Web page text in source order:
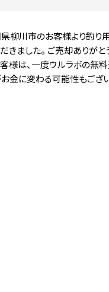
柳川市のお客様より釣り
きました。 ご売却ありが
様は、一度ウルラボの無
金に変わる可能性もござ